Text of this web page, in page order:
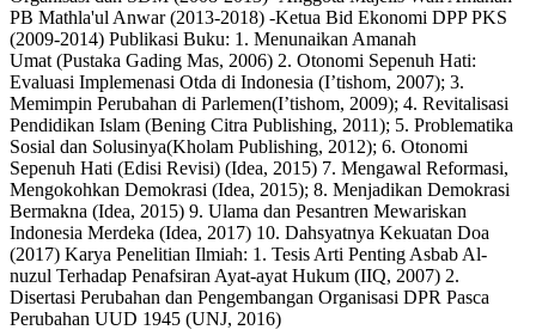
PB Mathla'ul Anwar (2013-2018) -Ketua Bid Ekonomi DPP PKS
(2009-2014) Publikasi Buku: 1. Menunaikan Amanah
Umat (Pustaka Gading Mas, 2006) 2. Otonomi Sepenuh Hati:
Evaluasi Implemenasi Otda di Indonesia (I’tishom, 2007); 3.
Memimpin Perubahan di Parlemen(I’tishom, 2009); 4. Revitalisasi
Pendidikan Islam (Bening Citra Publishing, 2011); 5. Problematika
Sosial dan Solusinya(Kholam Publishing, 2012); 6. Otonomi
Sepenuh Hati (Edisi Revisi) (Idea, 2015) 7. Mengawal Reformasi,
Mengokohkan Demokrasi (Idea, 2015); 8. Menjadikan Demokrasi
Bermakna (Idea, 2015) 9. Ulama dan Pesantren Mewariskan
Indonesia Merdeka (Idea, 2017) 10. Dahsyatnya Kekuatan Doa
(2017) Karya Penelitian Ilmiah: 1. Tesis Arti Penting Asbab Al-
nuzul Terhadap Penafsiran Ayat-ayat Hukum (IIQ, 2007) 2.
Disertasi Perubahan dan Pengembangan Organisasi DPR Pasca
Perubahan UUD 1945 (UNJ, 2016)